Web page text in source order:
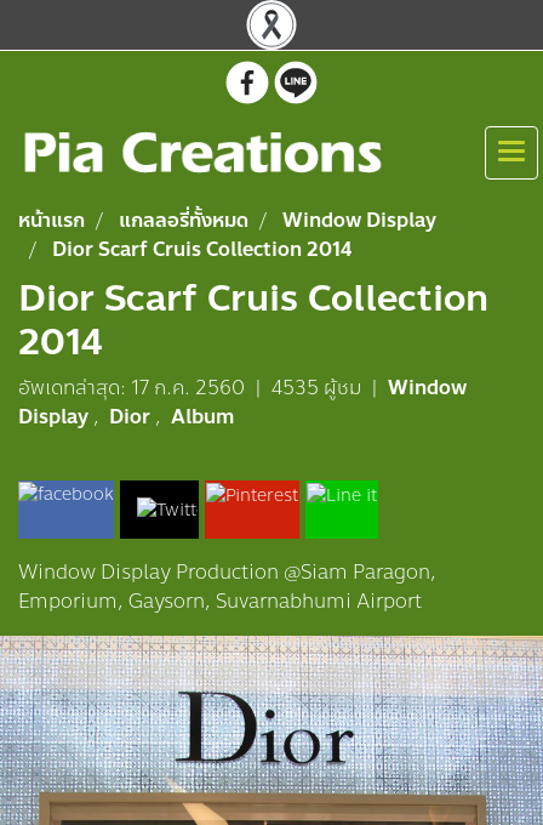
หน้าแรก แกลลอรี่ทั้งหมด
Window Display
Dior Scarf Cruis Collection 2014
Dior Scarf Cruis Collection
2014
อัพเดทล่าสุด: 17 ก.ค. 2560 | 4535 ผู้ชม | Window
Display , Dior , Album
Window Display Production @Siam Paragon,
Emporium, Gaysorn, Suvarnabhumi Airport